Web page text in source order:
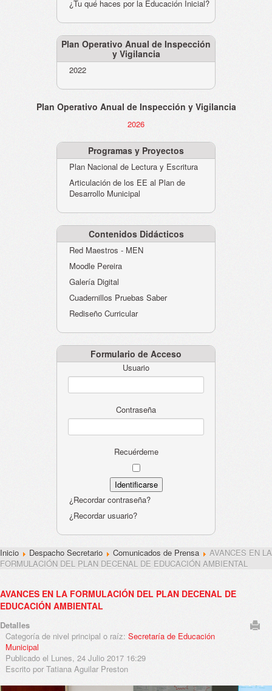
¿Tu qué haces por la Educación Inicial?
Plan Operativo Anual de Inspección
y Vigilancia
2022
Plan Operativo Anual de Inspección y Vigilancia
2026
Programas y Proyectos
Plan Nacional de Lectura y Escritura
Articulación de los EE al Plan de
Desarrollo Municipal
Contenidos Didácticos
Red Maestros - MEN
Moodle Pereira
Galería Digital
Cuadernillos Pruebas Saber
Rediseño Curricular
Formulario de Acceso
Usuario
Contraseña
Recuérdeme
¿Recordar contraseña?
¿Recordar usuario?
Inicio Despacho Secretario Comunicados de Prensa
AVANCES EN LA
FORMULACIÓN DEL PLAN DECENAL DE EDUCACIÓN AMBIENTAL
AVANCES EN LA FORMULACIÓN DEL PLAN DECENAL DE
EDUCACIÓN AMBIENTAL
Detalles
Categoría de nivel principal o raíz: Secretaría de Educación
Municipal
Publicado el Lunes, 24 Julio 2017 16:29
Escrito por Tatiana Aguilar Preston